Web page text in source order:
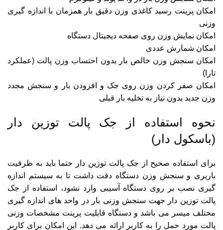
امکان پرینت رسید کاغذی وزن دقیق بار همزمان با اندازه گیری
وزنی
امکان نمایش وزن روی صفحه دیجیتال دستگاه
امکان شمارش عددی
امکان سنجش وزن خالص بار بدون احتساب وزن پالت (عملکرد
تارا)
امکان صفر کردن وزن روی جک و افزودن بار و سنجش مجدد
وزن جدید بدون نیاز به تخلیه بار قبلی
نحوه استفاده از جک پالت توزین دار
(باسکول دار)
برای استفاده صحیح از جک پالت توزین دار حتما باید به ظرفیت
باربری و سنجش وزن دستگاه دقت داشت تا به سیستم اندازه
گیری نصب بر روی دستگاه آسیبی وارد نشود، استفاده از جک
پالت توزین دار جهت سنجش وزنی بار در واحد های اندازه گیری
مختلف میسر می باشد و دستگاه قابلیت پرینت مشخصات وزنی
پالت مورد حمل را به کاربر ارائه می دهد. این امکان برای کاربر